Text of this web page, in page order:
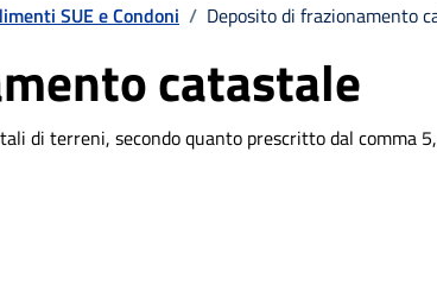
SUE e Condoni / Deposito di frazionamento
catastale
di terreni, secondo quanto prescritto dal comma